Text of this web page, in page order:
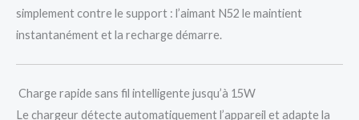
simplement contre le support : l’aimant N52 le maintient
instantanément et la recharge démarre.
Charge rapide sans fil intelligente jusqu’à 15W
Le chargeur détecte automatiquement l’appareil et adapte la